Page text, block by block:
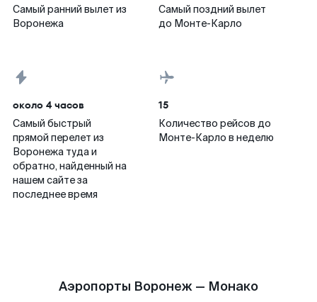
Самый ранний вылет из
Воронежа
Самый поздний вылет
до Монте-Карло
около 4 часов
Самый быстрый
прямой перелет из
Воронежа туда и
обратно, найденный на
нашем сайте за
последнее время
15
Количество рейсов до
Монте-Карло в неделю
Аэропорты Воронеж — Монако